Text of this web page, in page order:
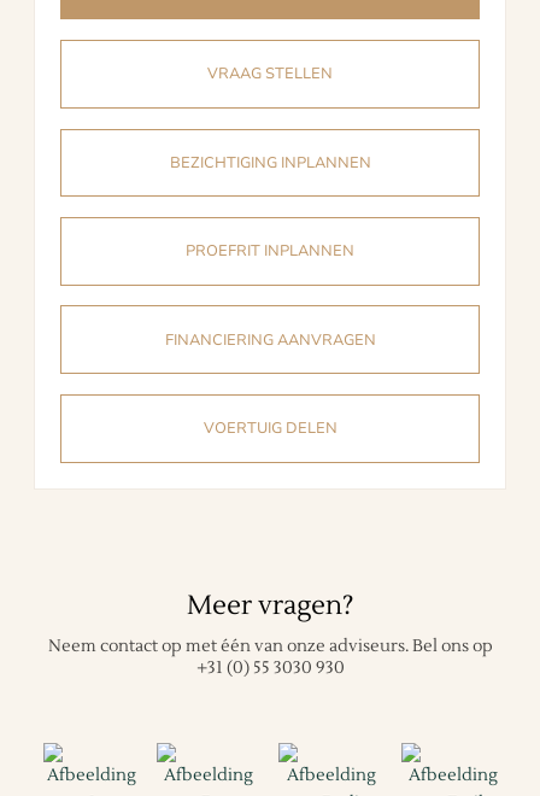
VRAAG STELLEN
BEZICHTIGING INPLANNEN
PROEFRIT INPLANNEN
FINANCIERING AANVRAGEN
VOERTUIG DELEN
Meer vragen?
Neem contact op met één van onze adviseurs.Bel ons op
+31 (0) 55 3030 930